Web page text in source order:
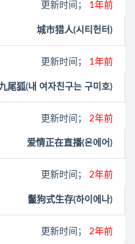
更新时间； 1年前
城市猎人(시티헌터‎)
更新时间； 1年前
尾狐(내 여자친구는 구미호‎)
更新时间； 2年前
爱情正在直播(온에어‎)
更新时间； 2年前
鬣狗式生存(하이에나)
更新时间； 2年前